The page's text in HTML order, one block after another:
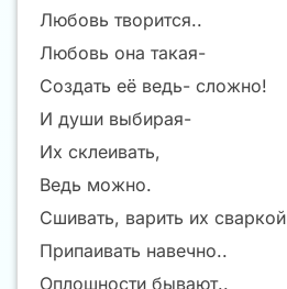
Любовь творится..
Любовь она такая-
Создать её ведь- сложно!
И души выбирая-
Их склеивать,
Ведь можно.
Сшивать, варить их сваркой
Припаивать навечно..
Оплошности бывают..